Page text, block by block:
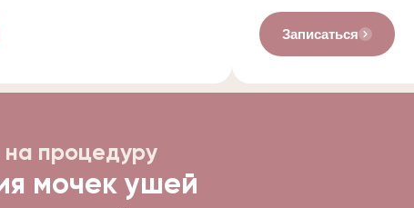
Записаться
на процедуру
мочек ушей